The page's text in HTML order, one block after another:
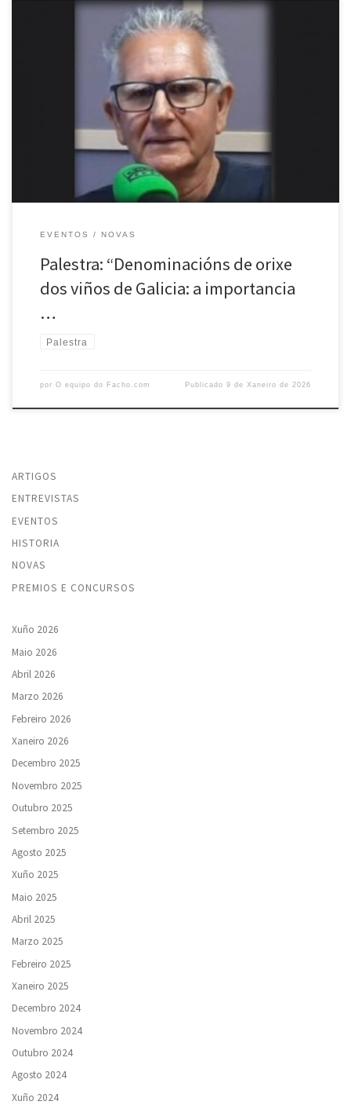
Alfonso Losada: un apaixonado divulgador dos viños galegos O
pasado 13 de xaneiro asistimos, en Portas Ártabras, á palestra de
Alfonso Losada Quiroga sobre as denominacións de orixe dos viños
de Galicia e a importancia das variedades autóctonas. Foi un paseo
polo viño galego da man de alguén que coñece […]
EVENTOS NOVAS
Palestra: “Denominacións de orixe
dos viños de Galicia: a importancia
…
Palestra
por O equipo do Facho.com Publicado9 de Xaneiro de 2026
ARTIGOS
ENTREVISTAS
EVENTOS
HISTORIA
NOVAS
PREMIOS E CONCURSOS
Xuño 2026
Maio 2026
Abril 2026
Marzo 2026
Febreiro 2026
Xaneiro 2026
Decembro 2025
Novembro 2025
Outubro 2025
Setembro 2025
Agosto 2025
Xuño 2025
Maio 2025
Abril 2025
Marzo 2025
Febreiro 2025
Xaneiro 2025
Decembro 2024
Novembro 2024
Outubro 2024
Agosto 2024
Xuño 2024